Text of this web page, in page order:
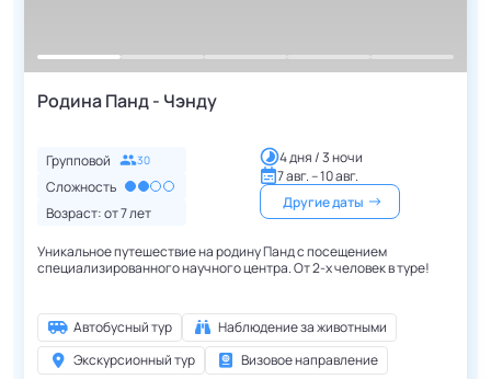
Родина Панд - Чэнду
Групповой 30
Сложность
Возраст: от7лет
4 дня / 3 ночи
7 авг. – 10 авг.
Другие даты
Уникальное путешествие на родину Панд с посещением
специализированного научного центра. От 2-х человек в туре!
Автобусный тур
Наблюдение за животными
Экскурсионный тур
Визовое направление